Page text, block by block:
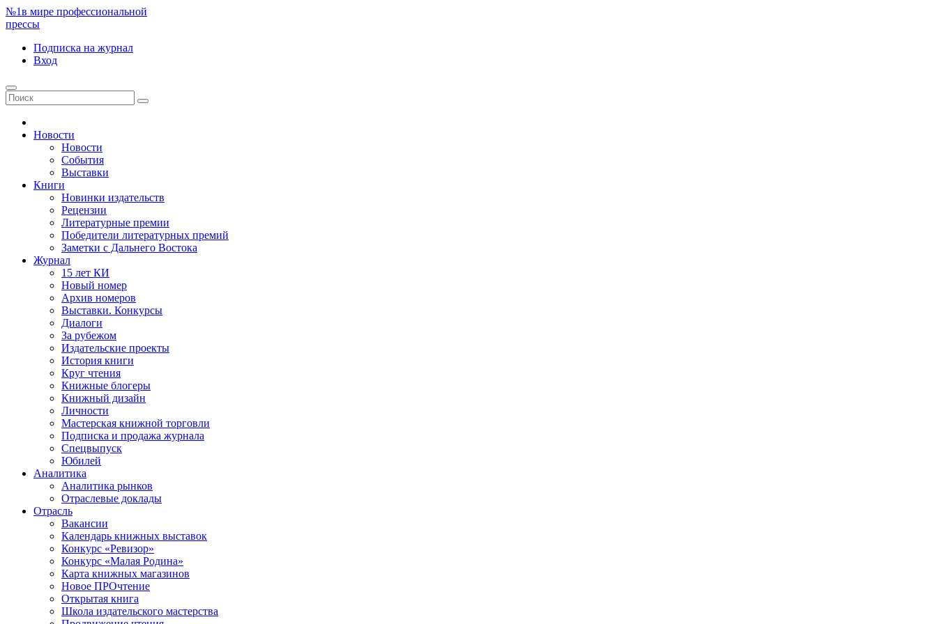
№1в мире профессиональной
прессы
Подписка на журнал
Вход
Новости
Новости
События
Выставки
Книги
Новинки издательств
Рецензии
Литературные премии
Победители литературных премий
Заметки с Дальнего Востока
Журнал
15 лет КИ
Новый номер
Архив номеров
Выставки. Конкурсы
Диалоги
За рубежом
Издательские проекты
История книги
Круг чтения
Книжные блогеры
Книжный дизайн
Личности
Мастерская книжной торговли
Подписка и продажа журнала
Спецвыпуск
Юбилей
Аналитика
Аналитика рынков
Отраслевые доклады
Отрасль
Вакансии
Календарь книжных выставок
Конкурс «Ревизор»
Конкурс «Малая Родина»
Карта книжных магазинов
Новое ПРОчтение
Открытая книга
Школа издательского мастерства